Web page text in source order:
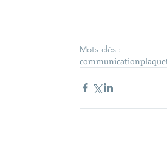
Mots-clés :
communication